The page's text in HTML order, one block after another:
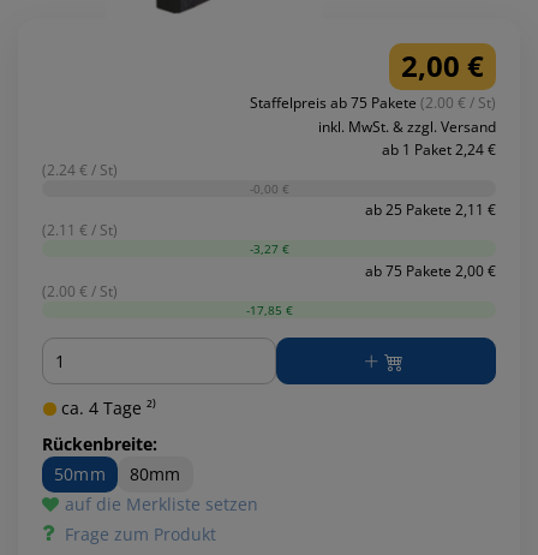
2,00 €
Staffelpreis ab 75 Pakete (2.00 € / St)
inkl. MwSt. & zzgl. Versand
ab 1 Paket 2,24 €
(2.24 € / St)
-0,00 €
ab 25 Pakete 2,11 €
(2.11 € / St)
-3,27 €
ab 75 Pakete 2,00 €
(2.00 € / St)
-17,85 €
Menge
ca. 4 Tage ²⁾
Rückenbreite:
50mm
80mm
auf die Merkliste setzen
Frage zum Produkt